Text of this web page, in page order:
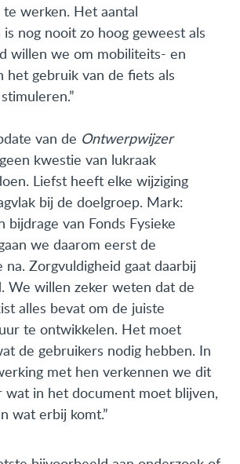
werken. Het aantal
nog nooit zo hoog geweest als
willen we om mobiliteits- en
het gebruik van de fiets als
van de Ontwerpwijzer
kwestie van lukraak
Liefst heeft elke wijziging
bij de doelgroep. Mark:
bijdrage van Fonds Fysieke
we daarom eerst de
na. Zorgvuldigheid gaat daarbij
We willen zeker weten dat de
alles bevat om de juiste
te ontwikkelen. Het moet
de gebruikers nodig hebben. In
met hen verkennen we dit
wat in het document moet blijven,
wat erbij komt.”